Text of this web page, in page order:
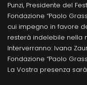
Punzi, Presidente del
Fondazione “Paolo
cui impegno in favore
resterà indelebile nella
Interverranno: Ivana
Fondazione “Paolo
La Vostra presenza